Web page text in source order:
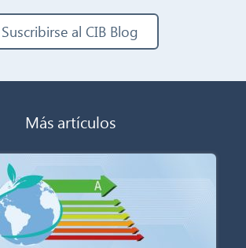
Suscribirse al CIB Blog
Más artículos